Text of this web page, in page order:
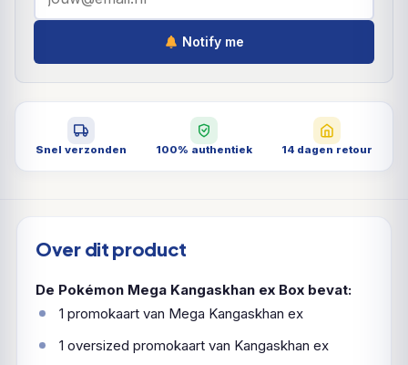
Notify me
Snel verzonden 100% authentiek 14 dagen retour
Over dit product
De Pokémon Mega Kangaskhan ex Box bevat:
1 promokaart van Mega Kangaskhan ex
1 oversized promokaart van Kangaskhan ex